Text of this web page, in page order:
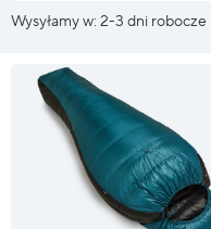
Wysyłamy w: 2-3 dni robocze